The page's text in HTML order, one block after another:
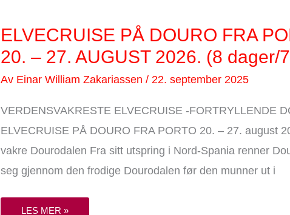
ELVECRUISE PÅ DOURO FRA
20. – 27. AUGUST 2026. (8 dager/
Av Einar William Zakariassen/22. september 2025
VERDENSVAKRESTE ELVECRUISE -FORTRYLLENDE
ELVECRUISE PÅ DOURO FRA PORTO 20. – 27. august
vakre Dourodalen Fra sitt utspring i Nord-Spania renner
seg gjennom den frodige Dourodalen før den munner ut i
ELVECRUISE
PÅ
FRA
PORTO
20.
–
2026.
DAGER/7
NETTER)
FÅ
PLASSER.
LES MER »